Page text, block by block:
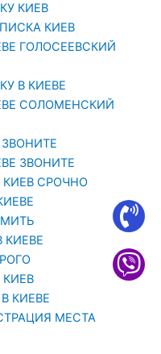
КИЕВ
КИЕВ
ГОЛОСЕЕВСКИЙ
В КИЕВЕ
СОЛОМЕНСКИЙ
ЗВОНИТЕ
СРОЧНО
КИЕВЕ
МЕСТА